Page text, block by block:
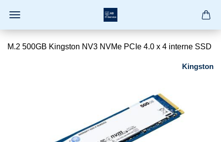
M.2 500GB Kingston NV3 NVMe PCIe 4.0 x 4 interne SSD
Kingston